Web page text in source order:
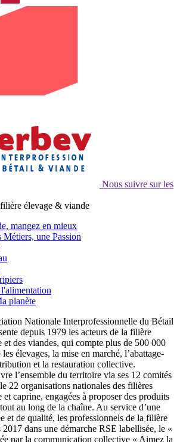
Nous suivre sur les
élevage & viande
mangez en mieux
une Passion
planète
Nationale Interprofessionnelle du Bétail
depuis 1979 les acteurs de la filière
et des viandes, qui compte plus de 500 000
élevages, la mise en marché, l’abattage-
et la restauration collective.
l’ensemble du territoire via ses 12 comités
22 organisations nationales des filières
caprine, engagées à proposer des produits
au long de la chaîne. Au service d’une
et de qualité, les professionnels de la filière
dans une démarche RSE labellisée, le «
par la communication collective « Aimez la